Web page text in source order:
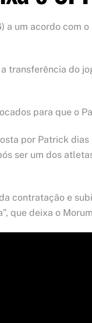
a um acordo com
transferência do
para que o
por Patrick
ser um dos
contratação e
que deixa o